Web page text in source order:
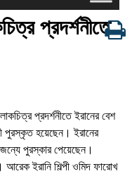
প্রদর্শনীতে
প্রদর্শনীতে ইরানের বেশ
পুরস্কৃত হয়েছেন। ইরানের
পুরস্কার পেয়েছেন।
ইরানি শিল্পী ওমিদ ফারোখ